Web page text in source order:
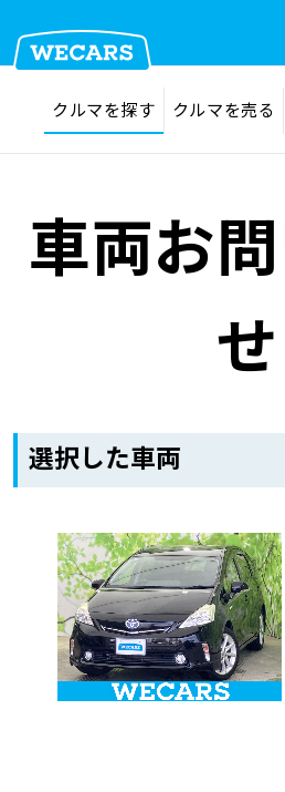
在庫検索 サイト内検索
クルマを探す
クルマを売る
車検見積
車検料金・メニュー
品質管理とサポート体制
オイル交換・点検・
お役立ち情報
お問い合わせ
クルマを探す クルマを売る
車両お
せ
選択した車両